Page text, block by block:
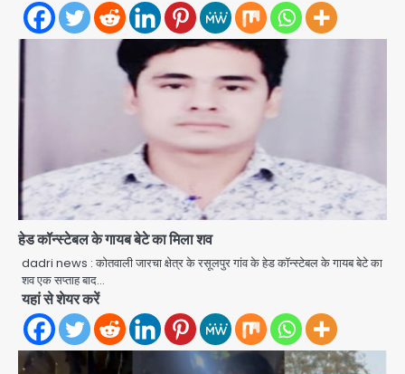
हेड कॉन्स्टेबल के गायब बेटे का मिला शव
dadri news : कोतवाली जारचा क्षेत्र के रसूलपुर गांव के हेड कॉन्स्टेबल के गायब बेटे का
शव एक सप्ताह बाद…
यहां से शेयर करें
2
का निवेश
Avinash Kumar